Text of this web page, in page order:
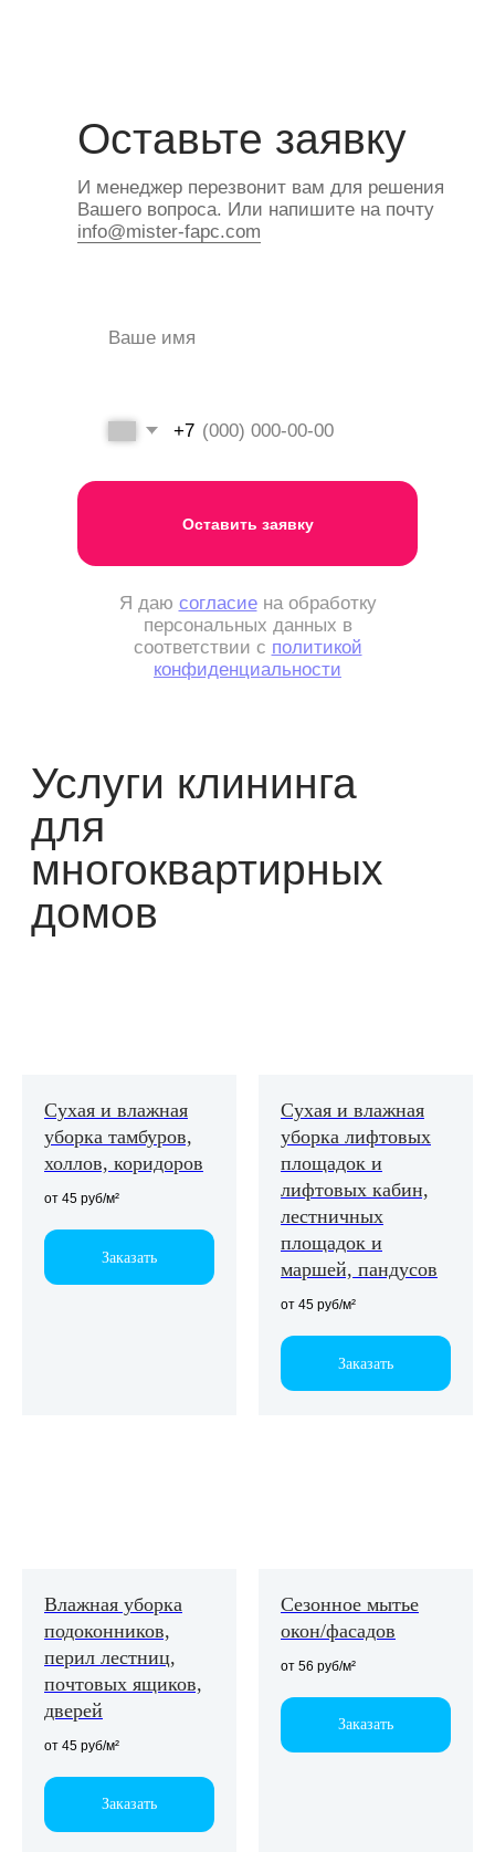
Сухая и влажная
уборка тамбуров,
холлов, коридоров
от 45 руб/м²
Заказать
Сухая и влажная
уборка лифтовых
площадок и
лифтовых кабин,
лестничных
площадок и
маршей, пандусов
от 45 руб/м²
Заказать
Влажная уборка
подоконников,
перил лестниц,
почтовых ящиков,
дверей
от 45 руб/м²
Заказать
Сезонное мытье
окон/фасадов
от 56 руб/м²
Заказать
Работаем
с малым
бизнесом
и крупными
компаниями